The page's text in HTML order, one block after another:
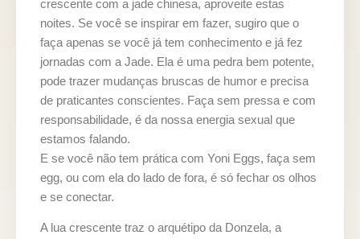
crescente com a jade chinesa, aproveite estas
noites. Se você se inspirar em fazer, sugiro que o
faça apenas se você já tem conhecimento e já fez
jornadas com a Jade. Ela é uma pedra bem potente,
pode trazer mudanças bruscas de humor e precisa
de praticantes conscientes. Faça sem pressa e com
responsabilidade, é da nossa energia sexual que
estamos falando.
E se você não tem prática com Yoni Eggs, faça sem
egg, ou com ela do lado de fora, é só fechar os olhos
e se conectar.
A lua crescente traz o arquétipo da Donzela, a